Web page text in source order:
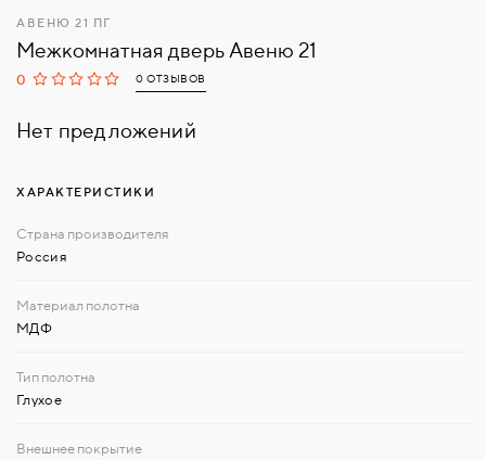
АВЕНЮ 21 ПГ
Межкомнатная дверь Авеню 21
0 0 ОТЗЫВОВ
Нет предложений
ХАРАКТЕРИСТИКИ
Россия
МДФ
Глухое